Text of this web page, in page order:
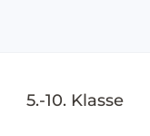
5.-10. Klasse